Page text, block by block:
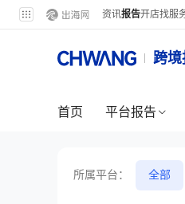
资讯报告开店找服
跨境
首页 平台报告
所属平台： 全部